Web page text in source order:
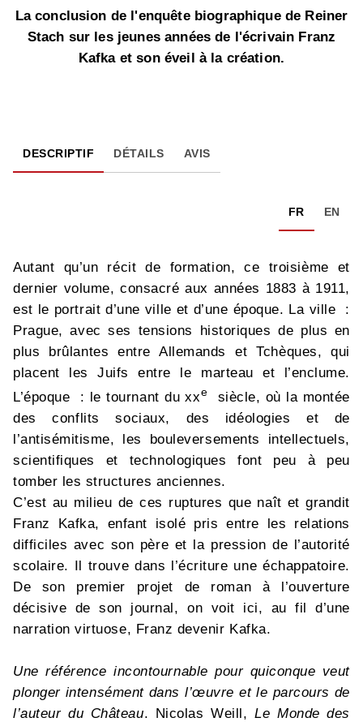
La conclusion de l'enquête biographique de Reiner
Stach sur les jeunes années de l'écrivain Franz
Kafka et son éveil à la création.
DESCRIPTIF DÉTAILS AVIS
FR EN
Autant qu’un récit de formation, ce troisième et
dernier volume, consacré aux années 1883 à 1911,
est le portrait d’une ville et d’une époque. La ville :
Prague, avec ses tensions historiques de plus en
plus brûlantes entre Allemands et Tchèques, qui
placent les Juifs entre le marteau et l’enclume.
L’époque : le tournant du xxe siècle, où la montée
des conflits sociaux, des idéologies et de
l’antisémitisme, les bouleversements intellectuels,
scientifiques et technologiques font peu à peu
tomber les structures anciennes.
C’est au milieu de ces ruptures que naît et grandit
Franz Kafka, enfant isolé pris entre les relations
difficiles avec son père et la pression de l’autorité
scolaire. Il trouve dans l’écriture une échappatoire.
De son premier projet de roman à l’ouverture
décisive de son journal, on voit ici, au fil d’une
narration virtuose, Franz devenir Kafka.
Une référence incontournable pour quiconque veut
plonger intensément dans l’œuvre et le parcours de
l’auteur du Château. Nicolas Weill,Le Monde des